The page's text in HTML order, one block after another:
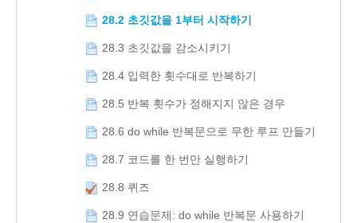
28.2 초깃값을 1부터 시작하기
28.3 초깃값을 감소시키기
28.4 입력한 횟수대로 반복하기
28.5 반복 횟수가 정해지지 않은 경우
28.6 do while 반복문으로 무한 루프 만들기
28.7 코드를 한 번만 실행하기
28.8 퀴즈
28.9 연습문제: do while 반복문 사용하기